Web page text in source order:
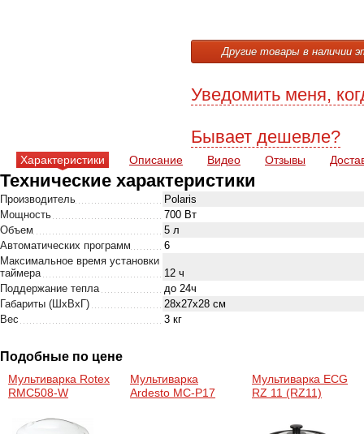
Другие товары в наличии
Уведомить меня,
Бывает дешевле?
Характеристики Описание Видео Отзывы
Технические характеристики
Производитель
Polaris
Мощность
700 Вт
Объем
5 л
Автоматических программ
6
Максимальное время установки
таймера
12 ч
Поддержание тепла
до 24ч
Габариты (ШхВхГ)
28х27х28 см
Вес
3 кг
Подобные по цене
Мультиварка Rotex
RMC508-W
Мультиварка
Ardesto MC-P17
Мультиварка ECG
RZ 11 (RZ11)